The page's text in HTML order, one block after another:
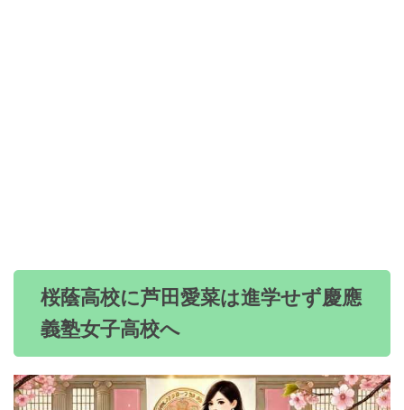
桜蔭高校に芦田愛菜は進学せず慶應
義塾女子高校へ